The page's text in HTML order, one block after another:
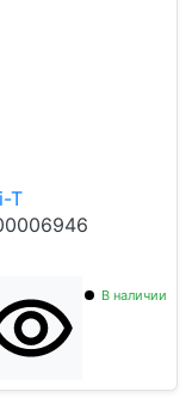
В наличии